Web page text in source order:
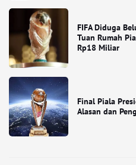
FIFA Diduga
Tuan Rumah
Rp18 Miliar
Final Piala
Alasan dan